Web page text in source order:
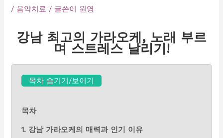
/ 음악치료 / 글쓴이 원영
강남 최고의 가라오케, 노래 부르
며 스트레스 날리기!
목차 숨기기/보이기
목차
1. 강남 가라오케의 매력과 인기 이유